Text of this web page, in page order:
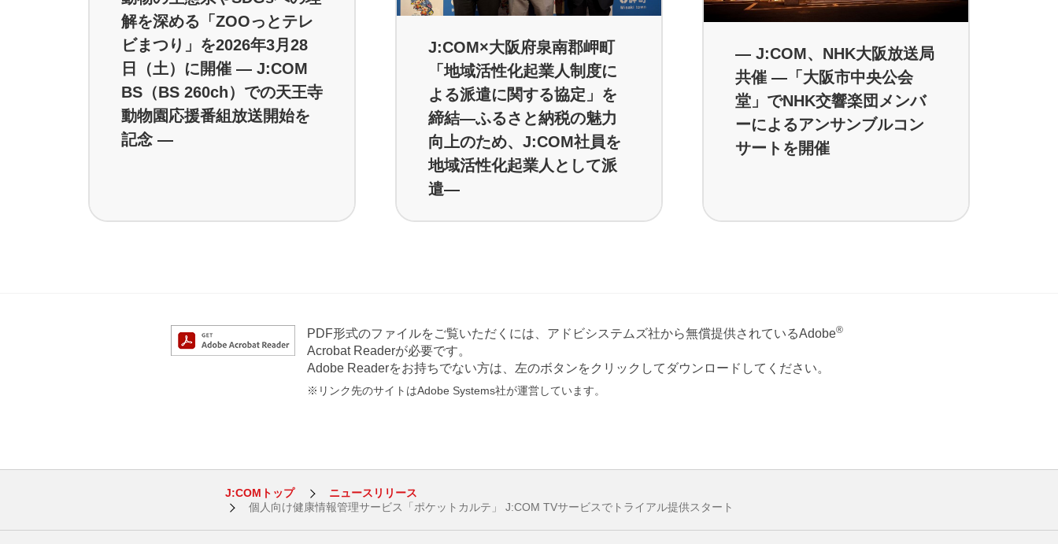
解を深める「ZOOっとテレ
ビまつり」を2026年3月28
日（土）に開催 ― J:COM
BS（BS 260ch）での天王寺
動物園応援番組放送開始を
記念 ―
J:COM×大阪府泉南郡岬町
「地域活性化起業人制度に
よる派遣に関する協定」を
締結―ふるさと納税の魅力
向上のため、J:COM社員を
地域活性化起業人として派
遣―
― J:COM、NHK大阪放送局
共催 ―「大阪市中央公会
堂」でNHK交響楽団メンバ
ーによるアンサンブルコン
サートを開催
PDF形式のファイルをご覧いただくには、アドビシステムズ社から無償提供されているAdobe®
Acrobat Readerが必要です。
Adobe Readerをお持ちでない方は、左のボタンをクリックしてダウンロードしてください。
※リンク先のサイトはAdobe Systems社が運営しています。
J:COMトップ
ニュースリリース
個人向け健康情報管理サービス「ポケットカルテ」 J:COM TVサービスでトライアル提供スタート